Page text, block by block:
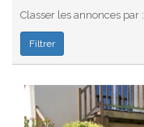
Classer les annonces par :